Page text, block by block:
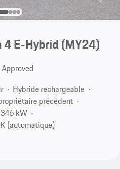
4 E-Hybrid (MY24)
Approved
Hybride rechargeable
précédent
kW
(automatique)